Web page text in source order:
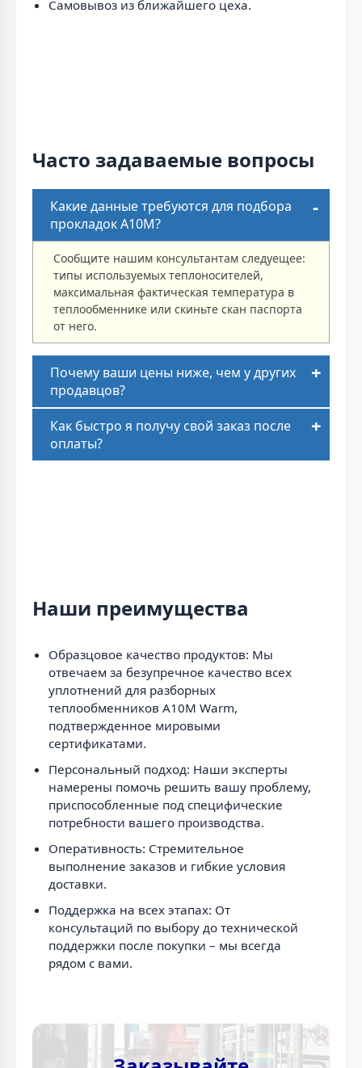
Самовывоз из ближайшего цеха.
Часто задаваемые вопросы
Какие данные требуются для подбора
прокладок A10M?
Сообщите нашим консультантам следуещее:
типы используемых теплоносителей,
максимальная фактическая температура в
теплообменнике или скиньте скан паспорта
от него.
Почему ваши цены ниже, чем у других
продавцов?
Как быстро я получу свой заказ после
оплаты?
Наши преимущества
Образцовое качество продуктов: Мы
отвечаем за безупречное качество всех
уплотнений для разборных
теплообменников A10M Warm,
подтвержденное мировыми
сертификатами.
Персональный подход: Наши эксперты
намерены помочь решить вашу проблему,
приспособленные под специфические
потребности вашего производства.
Оперативность: Стремительное
выполнение заказов и гибкие условия
доставки.
Поддержка на всех этапах: От
консультаций по выбору до технической
поддержки после покупки – мы всегда
рядом с вами.